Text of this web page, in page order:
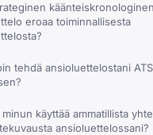
käänteiskronologinen
eroaa toiminnallisesta
tehdä ansioluettelostani
minun käyttää ammatillista
ansioluettelossani?